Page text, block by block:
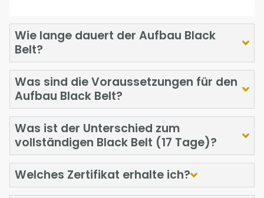
Wie lange dauert der Aufbau Black
Belt?
Was sind die Voraussetzungen für den
Aufbau Black Belt?
Was ist der Unterschied zum
vollständigen Black Belt (17 Tage)?
Welches Zertifikat erhalte ich?